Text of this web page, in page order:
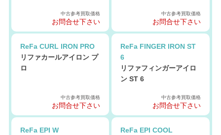
中古参考買取価格
お問合せ下さい
中古参考買取価格
お問合せ下さい
ReFa CURL IRON PRO
リファカールアイロン プ
ロ
中古参考買取価格
お問合せ下さい
ReFa FINGER IRON ST
6
リファフィンガーアイロ
ン ST 6
中古参考買取価格
お問合せ下さい
ReFa EPI W
ReFa EPI COOL